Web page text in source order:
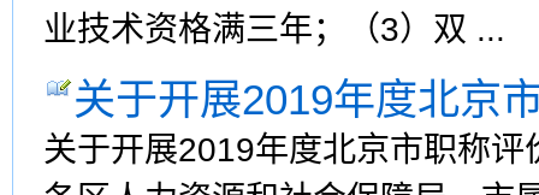
业技术资格满三年；（3）双 ...
关于开展2019年度北京
关于开展2019年度北京市职称评